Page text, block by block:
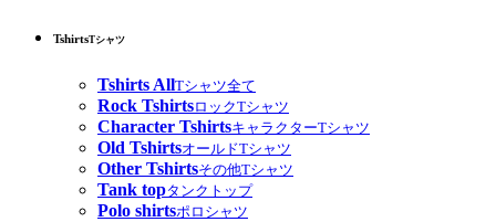
TshirtsTシャツ
Tshirts AllTシャツ全て
Rock TshirtsロックTシャツ
Character TshirtsキャラクターTシャツ
Old TshirtsオールドTシャツ
Other Tshirtsその他Tシャツ
Tank topタンクトップ
Polo shirtsポロシャツ